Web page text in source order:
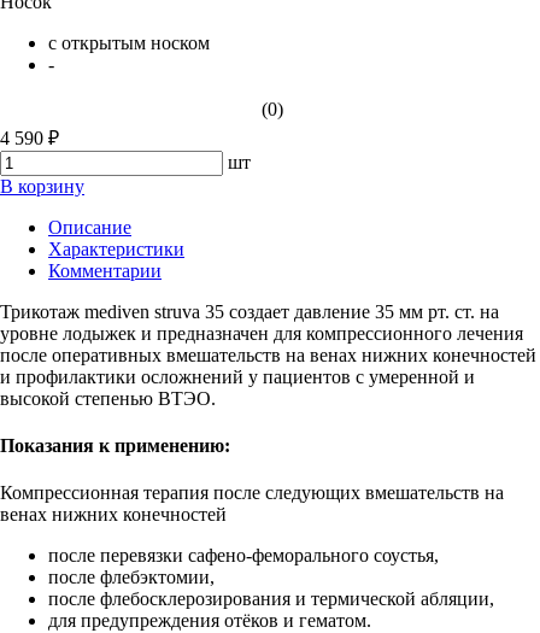
с открытым носком
-
(0)
4 590 ₽
шт
В корзину
Описание
Характеристики
Комментарии
Трикотаж mediven struva 35 создает давление 35 мм рт. ст. на
уровне лодыжек и предназначен для компрессионного лечения
после оперативных вмешательств на венах нижних конечностей
и профилактики осложнений у пациентов с умеренной и
высокой степенью ВТЭО.
Показания к применению:
Компрессионная терапия после следующих вмешательств на
венах нижних конечностей
после перевязки сафено-феморального соустья,
после флебэктомии,
после флебосклерозирования и термической абляции,
для предупреждения отёков и гематом.